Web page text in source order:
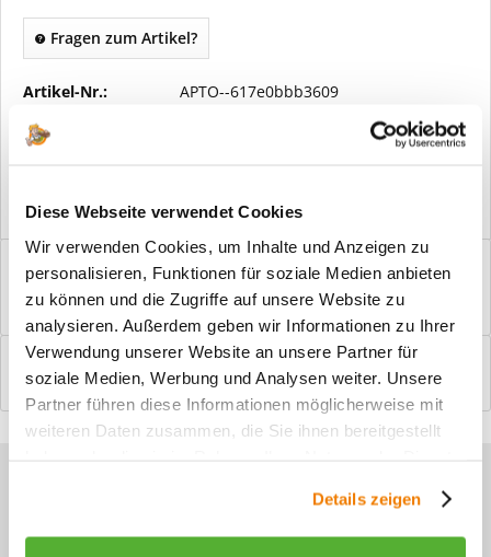
Diese Webseite verwendet Cookies
Wir verwenden Cookies, um Inhalte und Anzeigen zu
personalisieren, Funktionen für soziale Medien anbieten
zu können und die Zugriffe auf unsere Website zu
analysieren. Außerdem geben wir Informationen zu Ihrer
Verwendung unserer Website an unsere Partner für
soziale Medien, Werbung und Analysen weiter. Unsere
Partner führen diese Informationen möglicherweise mit
weiteren Daten zusammen, die Sie ihnen bereitgestellt
Details zeigen
Fragen zum Artikel?
Artikel-Nr.: APTO--617e0bbb3609
Vorteile
Windfangelemente online am Bildschirm konfigurieren und
einbaufertig bestellen. In wenigen...
Bewertungen
0
Bewertungen lesen, schreiben und diskutieren...mehr
Sie haben Fragen zu unseren